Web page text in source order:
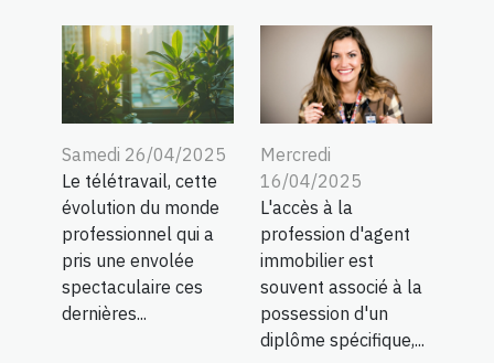
Samedi 26/04/2025
Le télétravail, cette
évolution du monde
professionnel qui a
pris une envolée
spectaculaire ces
dernières...
Mercredi
16/04/2025
L'accès à la
profession d'agent
immobilier est
souvent associé à la
possession d'un
diplôme spécifique,...